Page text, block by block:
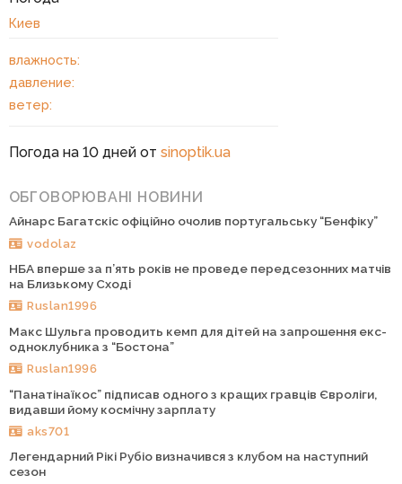
Киев
влажность:
давление:
ветер:
Погода на 10 дней от sinoptik.ua
ОБГОВОРЮВАНІ НОВИНИ
Айнарс Багатскіс офіційно очолив португальську “Бенфіку”
vodolaz
НБА вперше за п’ять років не проведе передсезонних матчів
на Близькому Сході
Ruslan1996
Макс Шульга проводить кемп для дітей на запрошення екс-
одноклубника з “Бостона”
Ruslan1996
“Панатінаїкос” підписав одного з кращих гравців Євроліги,
видавши йому космічну зарплату
aks701
Легендарний Рікі Рубіо визначився з клубом на наступний
сезон